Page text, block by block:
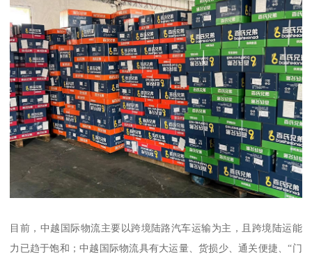
目前，中越国际物流主要以跨境陆路汽车运输为主，且跨境陆运能
力已趋于饱和；中越国际物流具有大运量、货损少、通关便捷、“门